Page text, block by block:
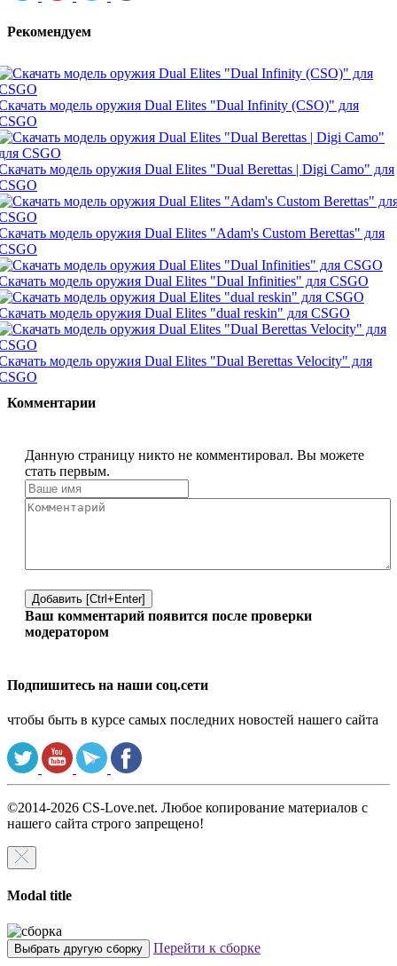
Рекомендуем
модель оружия Dual Elites "Dual Infinity (CSO)" для
модель оружия Dual Elites "Dual Berettas | Digi Camo" для
модель оружия Dual Elites "Adam's Custom Berettas" для
модель оружия Dual Elites "Dual Infinities" для CSGO
модель оружия Dual Elites "dual reskin" для CSGO
модель оружия Dual Elites "Dual Berettas Velocity" для
Комментарии
Данную страницу никто не комментировал. Вы можете
стать первым.
Добавить [Ctrl+Enter]
Ваш комментарий появится после проверки
модератором
Подпишитесь на наши соц.сети
чтобы быть в курсе самых последних новостей нашего сайта
©2014-2026 CS-Love.net. Любое копирование материалов с
нашего сайта строго запрещено!
Modal title
Выбрать другую сборку Перейти к сборке